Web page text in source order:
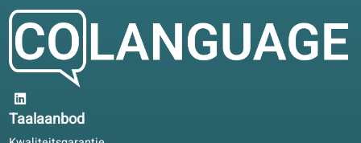
privacybeleid.
Privacyverklaring